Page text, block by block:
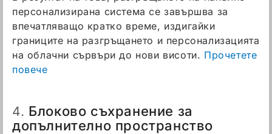
персонализирана система се завършва за
впечатляващо кратко време, издигайки
границите на разгръщането и персонализацията
на облачни сървъри до нови висоти. Прочетете
повече
4. Блоково съхранение за
допълнително пространство